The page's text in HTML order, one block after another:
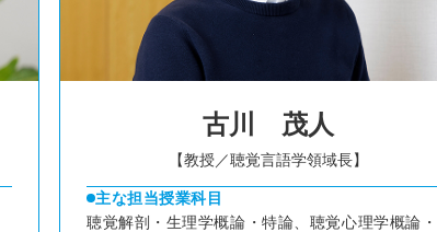
古川 茂人
【教授／聴覚言語学領域長】
主な担当授業科目
聴覚解剖・生理学概論・特論、聴覚心理学概論・